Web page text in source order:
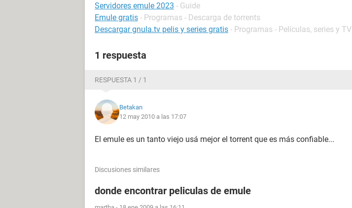
Servidores emule 2023 - Guide
Emule gratis - Programas - Descarga de torrents
Descargar gnula.tv pelis y series gratis - Programas - Películas, series y TV
1 respuesta
RESPUESTA 1 / 1
Betakan
12 may 2010 a las 17:07
El emule es un tanto viejo usá mejor el torrent que es más confiable...
Discusiones similares
donde encontrar peliculas de emule